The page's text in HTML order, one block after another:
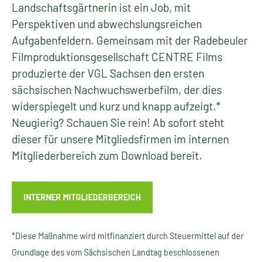
Landschaftsgärtnerin ist ein Job, mit
Perspektiven und abwechslungsreichen
Aufgabenfeldern. Gemeinsam mit der Radebeuler
Filmproduktionsgesellschaft CENTRE Films
produzierte der VGL Sachsen den ersten
sächsischen Nachwuchswerbefilm, der dies
widerspiegelt und kurz und knapp aufzeigt.*
Neugierig? Schauen Sie rein! Ab sofort steht
dieser für unsere Mitgliedsfirmen im internen
Mitgliederbereich zum Download bereit.
INTERNER MITGLIEDERBEREICH
*Diese Maßnahme wird mitfinanziert durch Steuermittel auf der
Grundlage des vom Sächsischen Landtag beschlossenen